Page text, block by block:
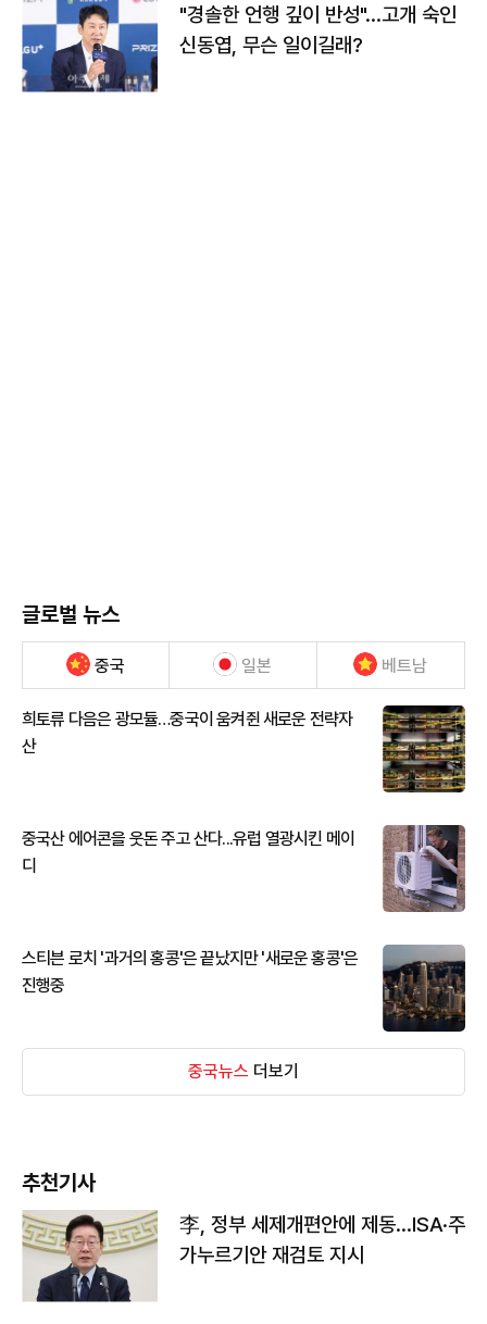
"경솔한 언행 깊이 반성"…고개 숙인
신동엽, 무슨 일이길래?
글로벌 뉴스
중국 일본 베트남
희토류 다음은 광모듈…중국이 움켜쥔 새로운 전략자
산
중국산 에어콘을 웃돈 주고 산다...유럽 열광시킨 메이
디
스티븐 로치 '과거의 홍콩'은 끝났지만 '새로운 홍콩'은
진행중
중국뉴스 더보기
추천기사
李, 정부 세제개편안에 제동…ISA·주
가누르기안 재검토 지시